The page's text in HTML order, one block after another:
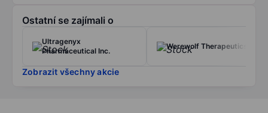
Ostatní se zajímali o
Ultragenyx
Pharmaceutical Inc.
Werewolf Therapeutics Inc
Zobrazit všechny akcie